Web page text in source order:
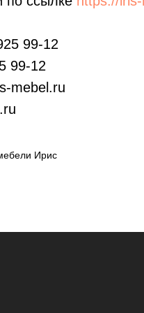
99-12
99-12
mebel.ru
Ирис